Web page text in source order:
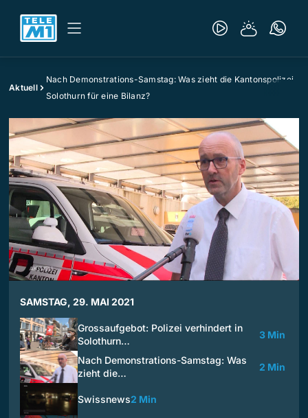
Aktuell
Nach Demonstrations-Samstag: Was zieht die Kantonspolizei
Solothurn für eine Bilanz?
SAMSTAG, 29. MAI 2021
Grossaufgebot: Polizei verhindert in
Solothurn…
3 Min
Nach Demonstrations-Samstag: Was
zieht die…
2 Min
Swissnews2 Min